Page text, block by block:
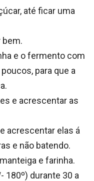
até ficar uma
bem.
e o fermento com
para que a
e acrescentar as
acrescentar elas á
e não batendo.
e farinha.
180º) durante 30 a